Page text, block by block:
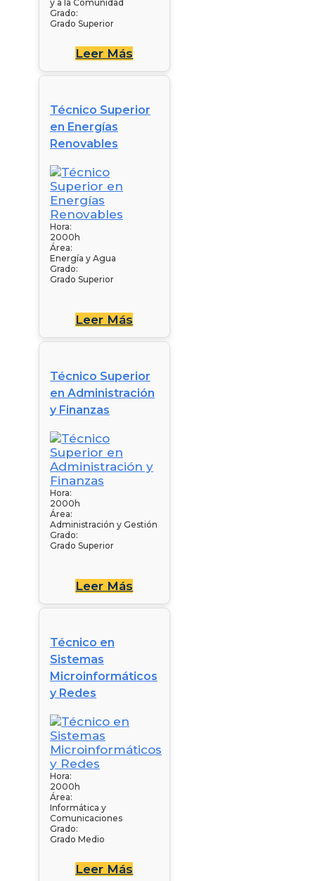
y a la Comunidad
Grado:
Grado Superior
Leer Más
Técnico Superior
en Energías
Renovables
Hora:
2000h
Área:
Energía y Agua
Grado:
Grado Superior
Leer Más
Técnico Superior
en Administración
y Finanzas
Hora:
2000h
Área:
Administración y Gestión
Grado:
Grado Superior
Leer Más
Técnico en
Sistemas
Microinformáticos
y Redes
Hora:
2000h
Área:
Informática y
Comunicaciones
Grado:
Grado Medio
Leer Más